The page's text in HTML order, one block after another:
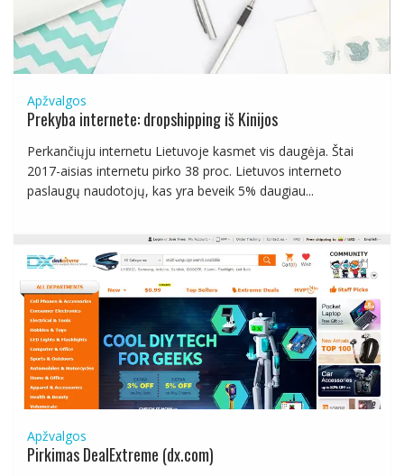
Apžvalgos
Prekyba internete: dropshipping iš Kinijos
Perkančiųju internetu Lietuvoje kasmet vis daugėja. Štai
2017-aisias internetu pirko 38 proc. Lietuvos interneto
paslaugų naudotojų, kas yra beveik 5% daugiau...
Apžvalgos
Pirkimas DealExtreme (dx.com)